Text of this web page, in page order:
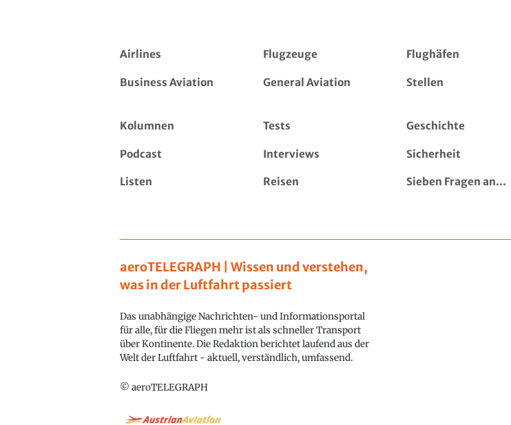
Airlines Flugzeuge Flughäfen
Business Aviation General Aviation Stellen
Kolumnen Tests Geschichte
Podcast Interviews Sicherheit
Listen Reisen Sieben Fragen an...
aeroTELEGRAPH | Wissen und verstehen,
was in der Luftfahrt passiert
Das unabhängige Nachrichten- und Informationsportal
für alle, für die Fliegen mehr ist als schneller Transport
über Kontinente. Die Redaktion berichtet laufend aus der
Welt der Luftfahrt - aktuell, verständlich, umfassend.
© aeroTELEGRAPH